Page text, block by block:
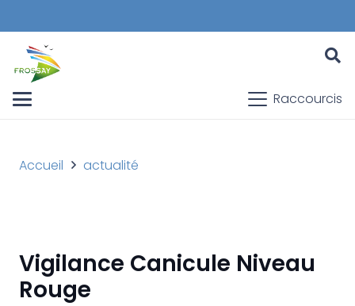
Raccourcis
Accueil actualité
Vigilance Canicule Niveau
Rouge